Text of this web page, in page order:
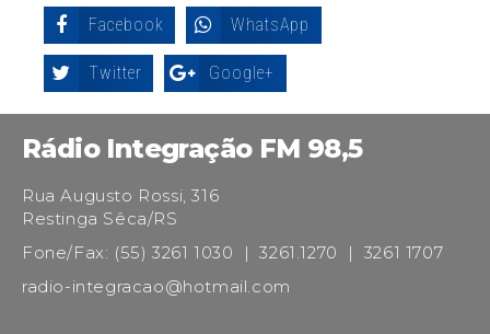
Facebook WhatsApp
Twitter Google+
Rádio Integração FM 98,5
Rua Augusto Rossi, 316
Restinga Sêca/RS
Fone/Fax: (55) 3261 1030 | 3261.1270 | 3261 1707
radio-integracao@hotmail.com